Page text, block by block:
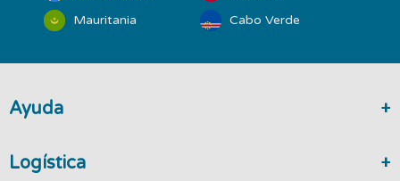
Mauritania
Cabo Verde
Ayuda
Logística